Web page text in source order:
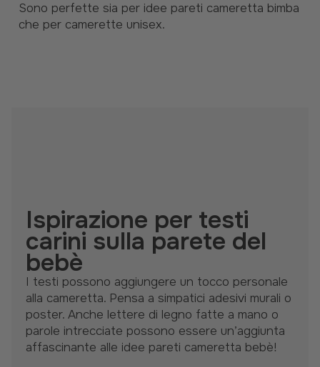
Sono perfette sia per idee pareti cameretta bimba
che per camerette unisex.
Ispirazione per testi
carini sulla parete del
bebè
I testi possono aggiungere un tocco personale
alla cameretta. Pensa a simpatici adesivi murali o
poster. Anche lettere di legno fatte a mano o
parole intrecciate possono essere un’aggiunta
affascinante alle idee pareti cameretta bebè!